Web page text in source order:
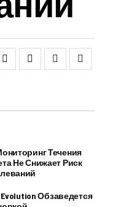
Течения
Не Снижает Риск
Обзаведется